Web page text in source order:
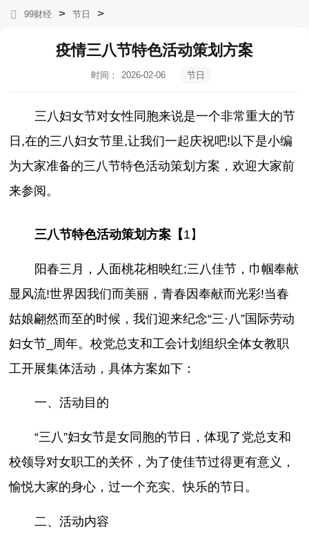
99财经 > 节日 >
疫情三八节特色活动策划方案
时间：
2026-02-06
节日
三八妇女节对女性同胞来说是一个非常重大的节
日,在的三八妇女节里,让我们一起庆祝吧!以下是小编
为大家准备的三八节特色活动策划方案，欢迎大家前
来参阅。
三八节特色活动策划方案【1】
阳春三月，人面桃花相映红;三八佳节，巾帼奉献
显风流!世界因我们而美丽，青春因奉献而光彩!当春
姑娘翩然而至的时候，我们迎来纪念“三·八”国际劳动
妇女节_周年。校党总支和工会计划组织全体女教职
工开展集体活动，具体方案如下：
一、活动目的
“三八”妇女节是女同胞的节日，体现了党总支和
校领导对女职工的关怀，为了使佳节过得更有意义，
愉悦大家的身心，过一个充实、快乐的节日。
二、活动内容